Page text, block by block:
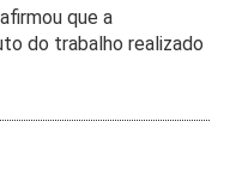
que a
do trabalho realizado